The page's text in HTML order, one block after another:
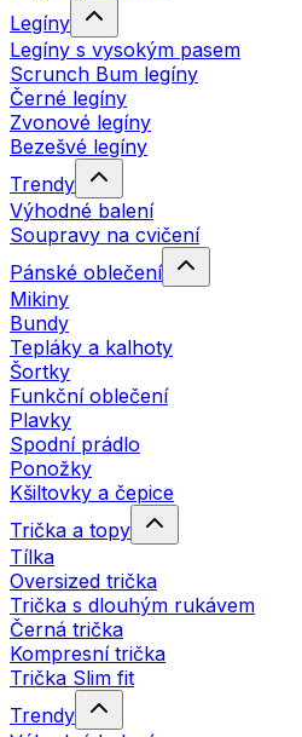
Legíny
Legíny s vysokým pasem
Scrunch Bum legíny
Černé legíny
Zvonové legíny
Bezešvé legíny
Trendy
Výhodné balení
Soupravy na cvičení
Pánské oblečení
Mikiny
Bundy
Tepláky a kalhoty
Šortky
Funkční oblečení
Plavky
Spodní prádlo
Ponožky
Kšiltovky a čepice
Trička a topy
Tílka
Oversized trička
Trička s dlouhým rukávem
Černá trička
Kompresní trička
Trička Slim fit
Trendy